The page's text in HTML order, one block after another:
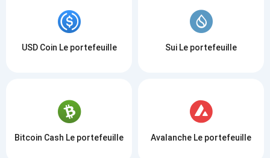
USD Coin Le portefeuille Sui Le portefeuille
Bitcoin Cash Le portefeuille Avalanche Le portefeuille